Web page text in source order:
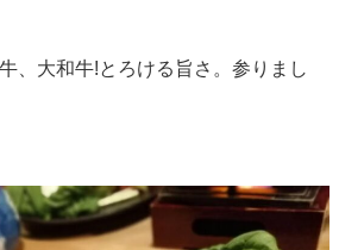
、大和牛!とろける旨さ。参りまし